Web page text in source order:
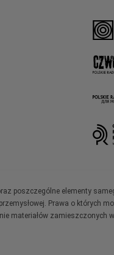
poszczególne elementy
Prawa o których
materiałów